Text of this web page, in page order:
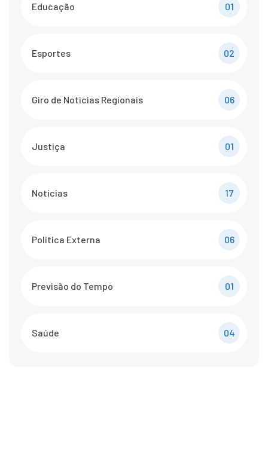
Educação 01
Esportes 02
Giro de Noticias Regionais 06
Justiça 01
Noticias 17
Politica Externa 06
Previsão do Tempo 01
Saúde 04